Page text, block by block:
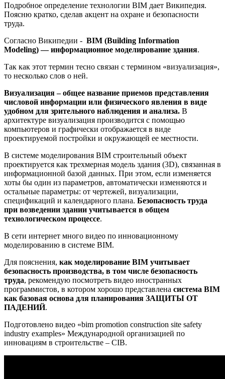
Подробное определение технологии BIM дает Википедия.
Поясню кратко, сделав акцент на охране и безопасности
труда.
Согласно Википедии - BIM (Building Information
Modeling) — информационное моделирование здания.
Так как этот термин тесно связан с термином «визуализация»,
то несколько слов о ней.
Визуализация – общее название приемов представления
числовой информации или физического явления в виде
удобном для зрительного наблюдения и анализа. В
архитектуре визуализация производится с помощью
компьютеров и графически отображается в виде
проектируемой постройки и окружающей ее местности.
В системе моделирования BIM строительный объект
проектируется как трехмерная модель здания (3D), связанная в
информационной базой данных. При этом, если изменяется
хоты бы один из параметров, автоматически изменяются и
остальные параметры: от чертежей, визуализации,
спецификаций и календарного плана. Безопасность труда
при возведении здании учитывается в общем
технологическом процессе.
В сети интернет много видео по инновационному
моделированию в системе BIM.
Для пояснения, как моделирование BIM учитывает
безопасность производства, в том числе безопасность
труда, рекомендую посмотреть видео иностранных
программистов, в котором хорошо представлена система BIM
как базовая основа для планирования ЗАЩИТЫ ОТ
ПАДЕНИЙ.
Подготовлено видео «bim promotion construction site safety
industry examples» Международной организацией по
инновациям в строительстве – CIB.